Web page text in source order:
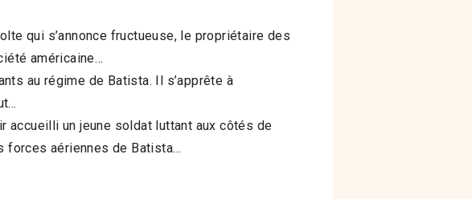
qui s’annonce fructueuse, le propriétaire des
américaine…
au régime de Batista. Il s’apprête à
accueilli un jeune soldat luttant aux côtés de
forces aériennes de Batista…